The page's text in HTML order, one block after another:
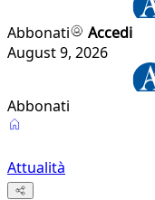
Abbonati
Accedi
August 9, 2026
Abbonati
Attualità